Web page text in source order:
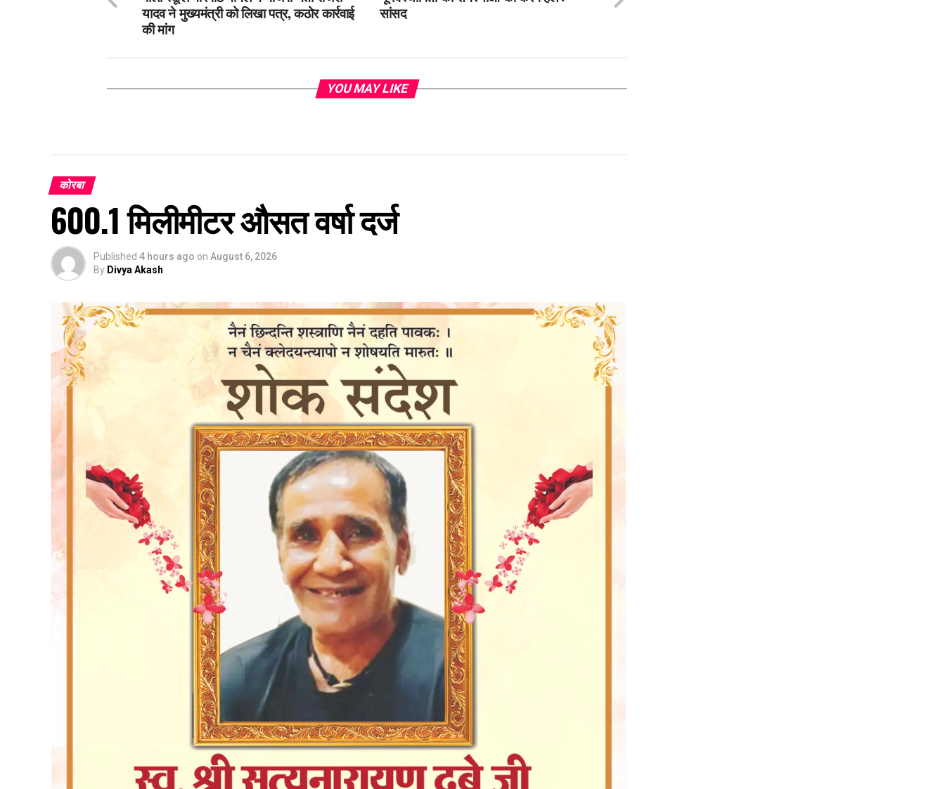
सांसद
यादव ने मुख्यमंत्री को लिखा पत्र, कठोर कार्रवाई
की मांग
YOU MAY LIKE
कोरबा
600.1 मिलीमीटर औसत वर्षा दर्ज
Published 4 hours ago on August 6, 2026
By Divya Akash